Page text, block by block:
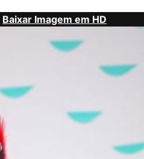
Baixar Imagem em HD